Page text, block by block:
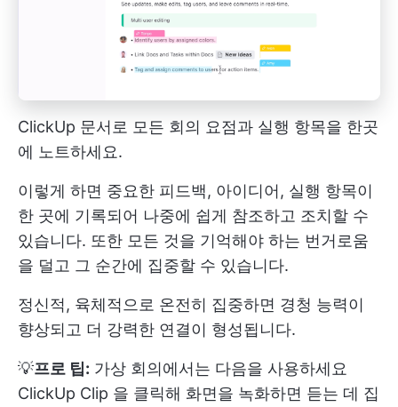
ClickUp 문서로 모든 회의 요점과 실행 항목을 한곳
에 노트하세요.
이렇게 하면 중요한 피드백, 아이디어, 실행 항목이
한 곳에 기록되어 나중에 쉽게 참조하고 조치할 수
있습니다. 또한 모든 것을 기억해야 하는 번거로움
을 덜고 그 순간에 집중할 수 있습니다.
정신적, 육체적으로 온전히 집중하면 경청 능력이
향상되고 더 강력한 연결이 형성됩니다.
💡프로 팁: 가상 회의에서는 다음을 사용하세요
ClickUp Clip 을 클릭해 화면을 녹화하면 듣는 데 집